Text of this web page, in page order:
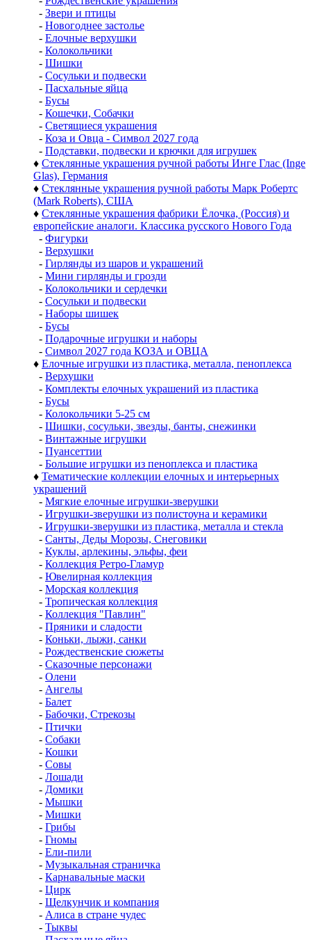
- Звери и птицы
- Новогоднее застолье
- Елочные верхушки
- Колокольчики
- Шишки
- Сосульки и подвески
- Пасхальные яйца
- Бусы
- Кошечки, Собачки
- Светящиеся украшения
- Коза и Овца - Символ 2027 года
- Подставки, подвески и крючки для игрушек
♦ Стеклянные украшения ручной работы Инге Глас (Inge
Glas), Германия
♦ Стеклянные украшения ручной работы Марк Робертс
(Mark Roberts), США
♦ Стеклянные украшения фабрики Ёлочка, (Россия) и
европейские аналоги. Классика русского Нового Года
- Фигурки
- Верхушки
- Гирлянды из шаров и украшений
- Мини гирлянды и грозди
- Колокольчики и сердечки
- Сосульки и подвески
- Наборы шишек
- Бусы
- Подарочные игрушки и наборы
- Символ 2027 года КОЗА и ОВЦА
♦ Елочные игрушки из пластика, металла, пеноплекса
- Верхушки
- Комплекты елочных украшений из пластика
- Бусы
- Колокольчики 5-25 см
- Шишки, сосульки, звезды, банты, снежинки
- Винтажные игрушки
- Пуансеттии
- Большие игрушки из пеноплекса и пластика
♦ Тематические коллекции елочных и интерьерных
украшений
- Мягкие елочные игрушки-зверушки
- Игрушки-зверушки из полистоуна и керамики
- Игрушки-зверушки из пластика, металла и стекла
- Санты, Деды Морозы, Снеговики
- Куклы, арлекины, эльфы, феи
- Коллекция Ретро-Гламур
- Ювелирная коллекция
- Морская коллекция
- Тропическая коллекция
- Коллекция "Павлин"
- Пряники и сладости
- Коньки, лыжи, санки
- Рождественские сюжеты
- Сказочные персонажи
- Олени
- Ангелы
- Балет
- Бабочки, Стрекозы
- Птички
- Собаки
- Кошки
- Совы
- Лошади
- Домики
- Мышки
- Мишки
- Грибы
- Гномы
- Ели-пили
- Музыкальная страничка
- Карнавальные маски
- Цирк
- Щелкунчик и компания
- Алиса в стране чудес
- Тыквы